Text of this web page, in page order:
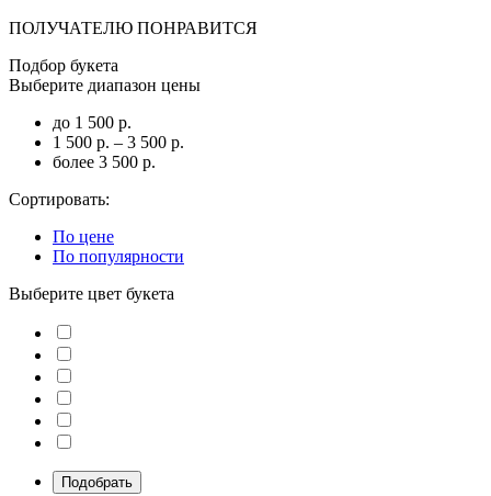
ПОЛУЧАТЕЛЮ ПОНРАВИТСЯ
Подбор букета
Выберите диапазон цены
до 1 500 р.
1 500 р. – 3 500 р.
более 3 500 р.
Сортировать:
По цене
По популярности
Выберите цвет букета
Подобрать